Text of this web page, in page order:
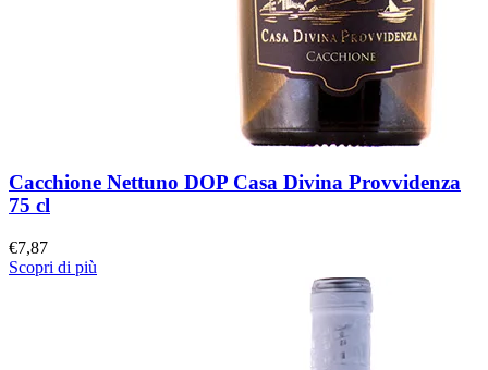
Cacchione Nettuno DOP Casa Divina Provvidenza
75 cl
€7,87
Scopri di più